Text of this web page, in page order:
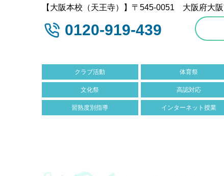
【大阪本校（天王寺）】〒545-0051 大阪府大
0120-919-439
クラブ活動 体育祭
文化祭 高認対応
習熟度別指導 インターネット授業